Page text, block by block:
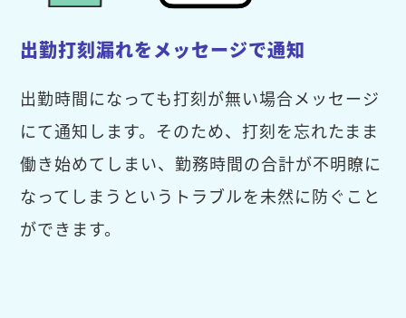
出勤打刻漏れをメッセージで通知
出勤時間になっても打刻が無い場合メッセージ
にて通知します。そのため、打刻を忘れたまま
働き始めてしまい、勤務時間の合計が不明瞭に
なってしまうというトラブルを未然に防ぐこと
ができます。